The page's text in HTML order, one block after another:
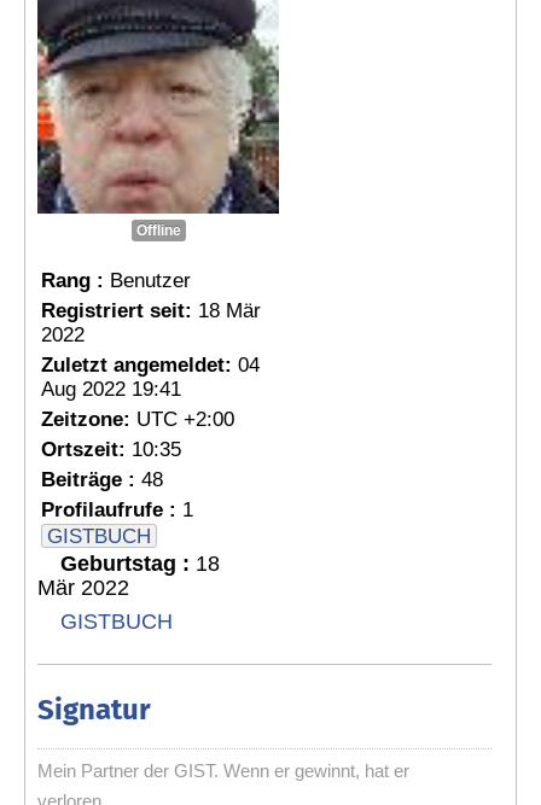
Offline
Rang : Benutzer
Registriert seit: 18 Mär
2022
Zuletzt angemeldet: 04
Aug 2022 19:41
Zeitzone: UTC +2:00
Ortszeit: 10:35
Beiträge : 48
Profilaufrufe : 1
GISTBUCH
Geburtstag : 18
Mär 2022
GISTBUCH
Signatur
Mein Partner der GIST. Wenn er gewinnt, hat er